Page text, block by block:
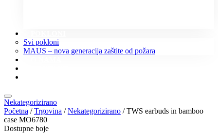
Svi pokloni
MAUS – nova generacija zaštite od požara
Nekategorizirano
Početna /Trgovina /Nekategorizirano / TWS earbuds in bamboo
case MO6780
Dostupne boje